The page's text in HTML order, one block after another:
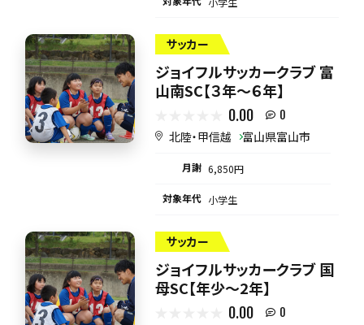
サッカー
ジョイフルサッカークラブ 富
山南SC【３年～６年】
0.00 0
北陸・甲信越 富山県富山市
月謝 6,850円
対象年代 小学生
サッカー
ジョイフルサッカークラブ 国
母SC【年少～2年】
0.00 0